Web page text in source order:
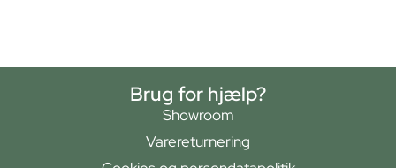
Brug for hjælp?
Showroom
Varereturnering